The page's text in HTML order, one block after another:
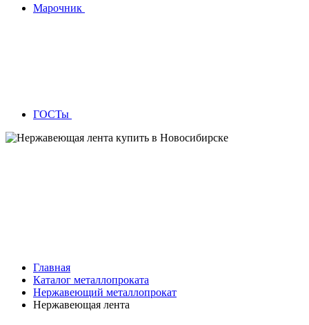
Марочник
ГОСТы
Главная
Каталог металлопроката
Нержавеющий металлопрокат
Нержавеющая лента